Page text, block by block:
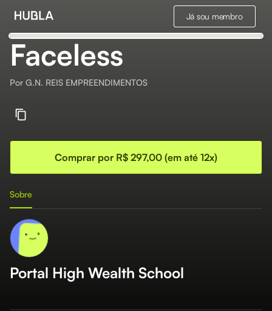
Já sou membro
Faceless
Por G.N. REIS EMPREENDIMENTOS
Comprar por R$ 297,00 (em até 12x)
Sobre
Portal High Wealth School